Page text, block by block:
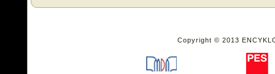
Copyright © 2013